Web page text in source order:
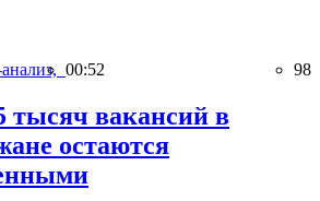
00:52 98
тысяч вакансий в
остаются